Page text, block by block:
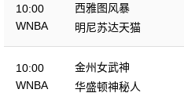
10:00
WNBA
西雅图风暴
明尼苏达天猫
10:00
WNBA
金州女武神
华盛顿神秘人